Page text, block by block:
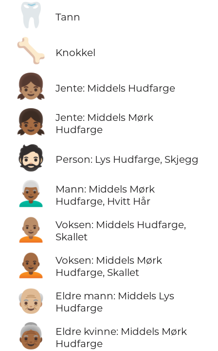
🦷 Tann
🦴 Knokkel
👧🏽 Jente: Middels Hudfarge
👧🏾
Jente: Middels Mørk
Hudfarge
🧔🏻 Person: Lys Hudfarge, Skjegg
👨🏾‍🦳
Mann: Middels Mørk
Hudfarge, Hvitt Hår
🧑🏽‍🦲
Voksen: Middels Hudfarge,
Skallet
🧑🏾‍🦲
Voksen: Middels Mørk
Hudfarge, Skallet
👴🏼
Eldre mann: Middels Lys
Hudfarge
👵🏾
Eldre kvinne: Middels Mørk
Hudfarge